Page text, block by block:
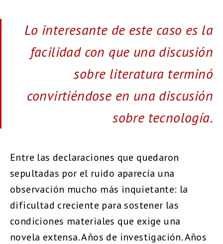
Lo interesante de este caso es la
facilidad con que una discusión
sobre literatura terminó
convirtiéndose en una discusión
sobre tecnología.
Entre las declaraciones que quedaron
sepultadas por el ruido aparecía una
observación mucho más inquietante: la
dificultad creciente para sostener las
condiciones materiales que exige una
novela extensa. Años de investigación. Años